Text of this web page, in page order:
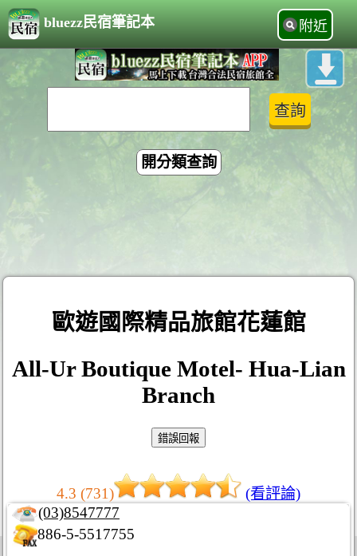
bluezz民宿筆記本 附近
開分類查詢
歐遊國際精品旅館花蓮館
All-Ur Boutique Motel- Hua-Lian
Branch
4.3 (731)
(看評論)
(03)8547777
886-5-5517755